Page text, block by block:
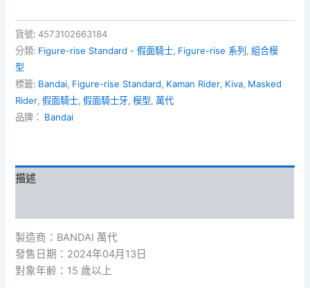
貨號:4573102663184
分類: Figure-rise Standard - 假面騎士, Figure-rise 系列 ,組合模
型
標籤: Bandai, Figure-rise Standard, Kaman Rider, Kiva, Masked
Rider,假面騎士,假面騎士牙,模型,萬代
品牌： Bandai
描述
製造商：BANDAI 萬代
發售日期：2024年04月13日
對象年齢：15 歲以上